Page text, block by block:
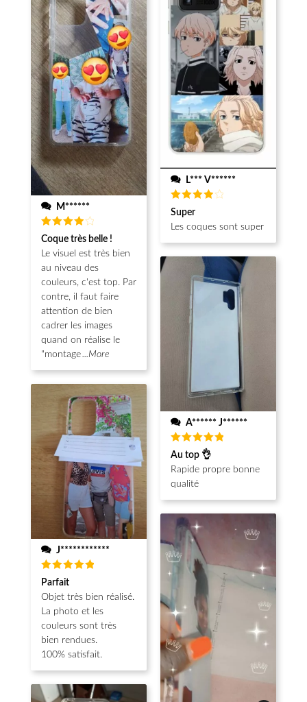
M******
Note4
sur 5
Coque très belle !
Le visuel est très bien
au niveau des
couleurs, c'est top. Par
contre, il faut faire
attention de bien
cadrer les images
quand on réalise le
"montage...More
J************
Note5
sur 5
Parfait
Objet très bien réalisé.
La photo et les
couleurs sont très
bien rendues.
100% satisfait.
L*** V******
Note
sur 5
Super
Les coques sont super
A****** J******
Note5
sur 5
Au top 👌
Rapide propre bonne
qualité